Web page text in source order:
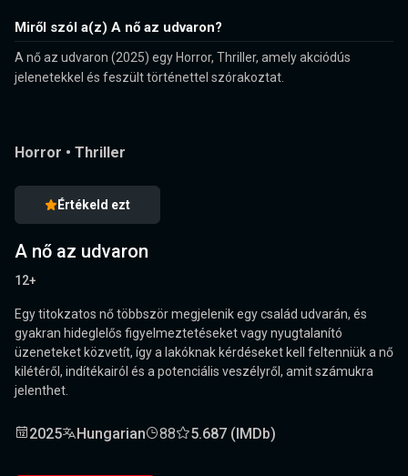
Miről szól a(z) A nő az udvaron?
A nő az udvaron (2025) egy Horror, Thriller, amely akciódús
jelenetekkel és feszült történettel szórakoztat.
Horror • Thriller
Értékeld ezt
A nő az udvaron
12+
Egy titokzatos nő többször megjelenik egy család udvarán, és
gyakran hideglelős figyelmeztetéseket vagy nyugtalanító
üzeneteket közvetít, így a lakóknak kérdéseket kell feltenniük a nő
kilétéről, indítékairól és a potenciális veszélyről, amit számukra
jelenthet.
2025 Hungarian 88 5.687 (IMDb)